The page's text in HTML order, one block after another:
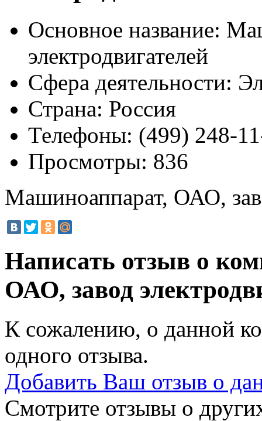
Основное название:
электродвигателей
Сфера деятельности:
Страна: Россия
Телефоны: (499) 248-
Просмотры: 836
Машиноаппарат, ОАО,
Написать отзыв о
ОАО, завод
К сожалению, о данной
одного отзыва.
Добавить Ваш отзыв о
Смотрите отзывы о